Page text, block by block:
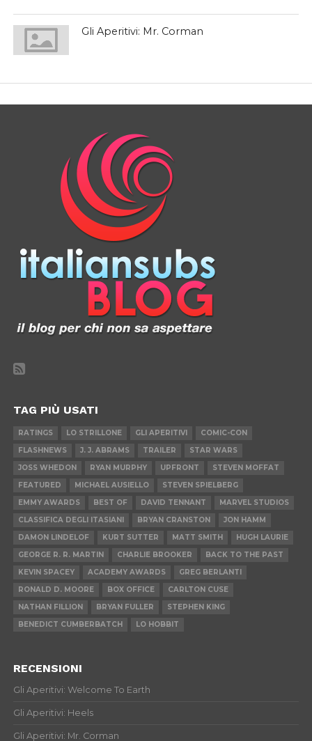
Gli Aperitivi: Mr. Corman
TAG PIÙ USATI
RATINGS LO STRILLONE GLI APERITIVI
COMIC-CON
FLASHNEWS
J. J. ABRAMS TRAILER
STAR WARS
JOSS WHEDON
RYAN MURPHY UPFRONT
STEVEN MOFFAT
FEATURED
MICHAEL AUSIELLO
STEVEN SPIELBERG
EMMY AWARDS
BEST OF DAVID TENNANT
MARVEL STUDIOS
CLASSIFICA DEGLI ITASIANI
BRYAN CRANSTON
JON HAMM
DAMON LINDELOF
KURT SUTTER MATT SMITH
HUGH LAURIE
GEORGE R. R. MARTIN
CHARLIE BROOKER
BACK TO THE PAST
KEVIN SPACEY
ACADEMY AWARDS
GREG BERLANTI
RONALD D. MOORE
BOX OFFICE
CARLTON CUSE
NATHAN FILLION
BRYAN FULLER
STEPHEN KING
BENEDICT CUMBERBATCH
LO HOBBIT
RECENSIONI
Gli Aperitivi: Welcome To Earth
Gli Aperitivi: Heels
Gli Aperitivi: Mr. Corman